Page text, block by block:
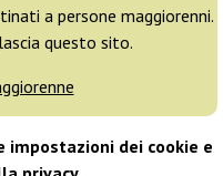
a persone maggiorenni.
questo sito.
impostazioni dei cookie e
3 semi
Non disponibile
6 semi
Non disponibile